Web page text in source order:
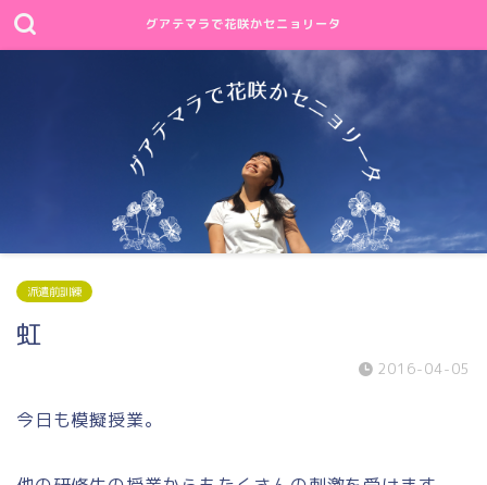
グアテマラで花咲かセニョリータ
派遣前訓練
虹
2016-04-05
今日も模擬授業。